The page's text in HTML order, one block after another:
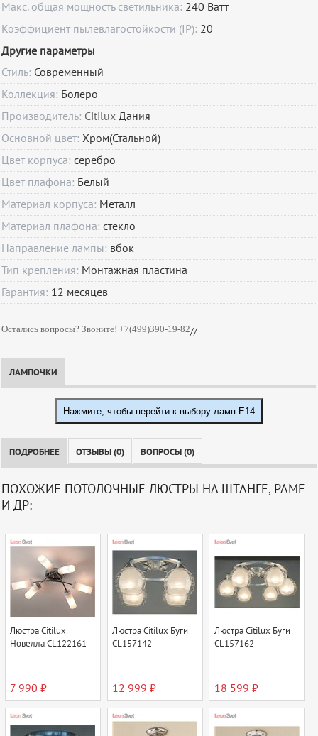
Макс. общая мощность светильника: 240 Ватт
Коэффициент пылевлагостойкости (IP): 20
Другие параметры
Стиль: Современный
Коллекция: Болеро
Производитель: Citilux Дания
Основной цвет:Хром(Стальной)
Цвет корпуса:серебро
Цвет плафона: Белый
Материал корпуса: Металл
Материал плафона:стекло
Направление лампы: вбок
Тип крепления: Монтажная пластина
Гарантия: 12 месяцев
Остались вопросы? Звоните! +7(499)390-19-82//
ЛАМПОЧКИ
Нажмите, чтобы перейти к выбору ламп E14
ПОДРОБНЕЕ ОТЗЫВЫ (0) ВОПРОСЫ (0)
ПОХОЖИЕ ПОТОЛОЧНЫЕ ЛЮСТРЫ НА ШТАНГЕ, РАМЕ
И ДР:
Люстра Citilux
Новелла CL122161
7 990 ₽
Люстра Citilux Буги
CL157142
12 999 ₽
Люстра Citilux Буги
CL157162
18 599 ₽